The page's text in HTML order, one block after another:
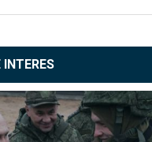
INTERES